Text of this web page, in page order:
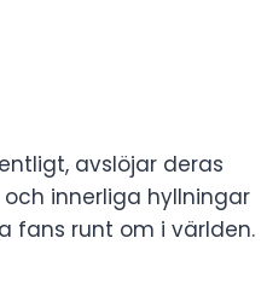
avslöjar deras
innerliga hyllningar
fans runt om i världen.